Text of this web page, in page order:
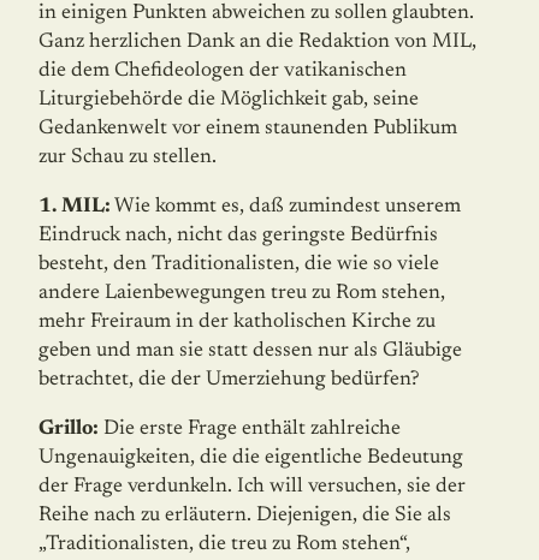
in einigen Punkten abweichen zu sollen glaubten.
Ganz herzlichen Dank an die Redaktion von MIL,
die dem Chefideologen der vatikanischen
Liturgiebehörde die Möglichkeit gab, seine
Gedankenwelt vor einem staunenden Publikum
zur Schau zu stellen.
1. MIL: Wie kommt es, daß zumindest unserem
Eindruck nach, nicht das geringste Bedürfnis
besteht, den Traditionalisten, die wie so viele
andere Laienbewegungen treu zu Rom stehen,
mehr Freiraum in der katholischen Kirche zu
geben und man sie statt dessen nur als Gläubige
betrachtet, die der Umerziehung bedürfen?
Grillo: Die erste Frage enthält zahlreiche
Ungenauigkeiten, die die eigentliche Bedeutung
der Frage verdunkeln. Ich will versuchen, sie der
Reihe nach zu erläutern. Diejenigen, die Sie als
„Traditionalisten, die treu zu Rom stehen“,